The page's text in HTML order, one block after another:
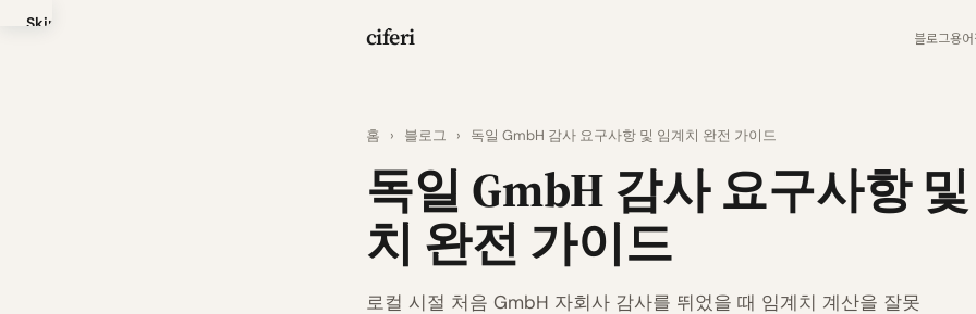
Skip
ciferi 블로그용어
홈 › 블로그 › 독일 GmbH 감사 요구사항 및 임계치 완전 가이드
독일 GmbH 감사 요구사항
치 완전 가이드
로컬 시절 처음 GmbH 자회사 감사를 뛰었을 때 임계치 계산을 잘못